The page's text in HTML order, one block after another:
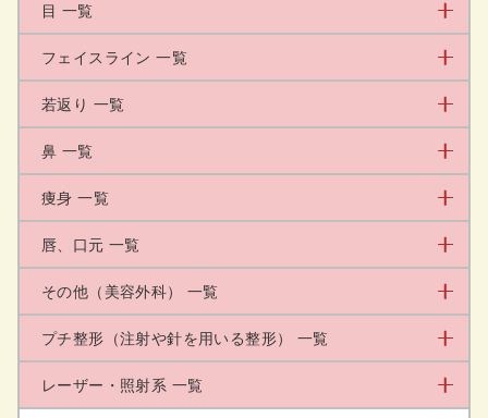
目 一覧
フェイスライン 一覧
若返り 一覧
鼻 一覧
痩身 一覧
唇、口元 一覧
その他（美容外科） 一覧
プチ整形（注射や針を用いる整形） 一覧
レーザー・照射系 一覧